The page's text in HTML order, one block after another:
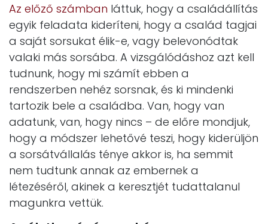
Az előző számban láttuk, hogy a családállítás
egyik feladata kideríteni, hogy a család tagjai
a saját sorsukat élik-e, vagy belevonódtak
valaki más sorsába. A vizsgálódáshoz azt kell
tudnunk, hogy mi számít ebben a
rendszerben nehéz sorsnak, és ki mindenki
tartozik bele a családba. Van, hogy van
adatunk, van, hogy nincs – de előre mondjuk,
hogy a módszer lehetővé teszi, hogy kiderüljön
a sorsátvállalás ténye akkor is, ha semmit
nem tudtunk annak az embernek a
létezéséről, akinek a keresztjét tudattalanul
magunkra vettük.